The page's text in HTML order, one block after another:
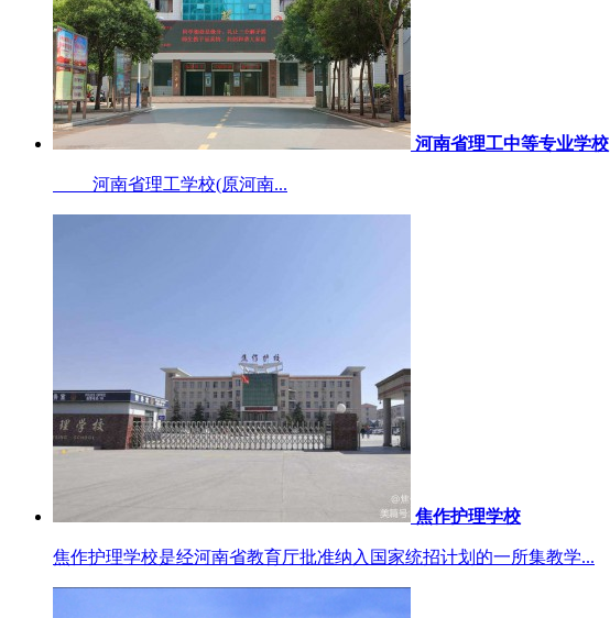
河南省理工中等专业学校
河南省理工学校(原河南...
焦作护理学校
焦作护理学校是经河南省教育厅批准纳入国家统招计划的一所集教学...